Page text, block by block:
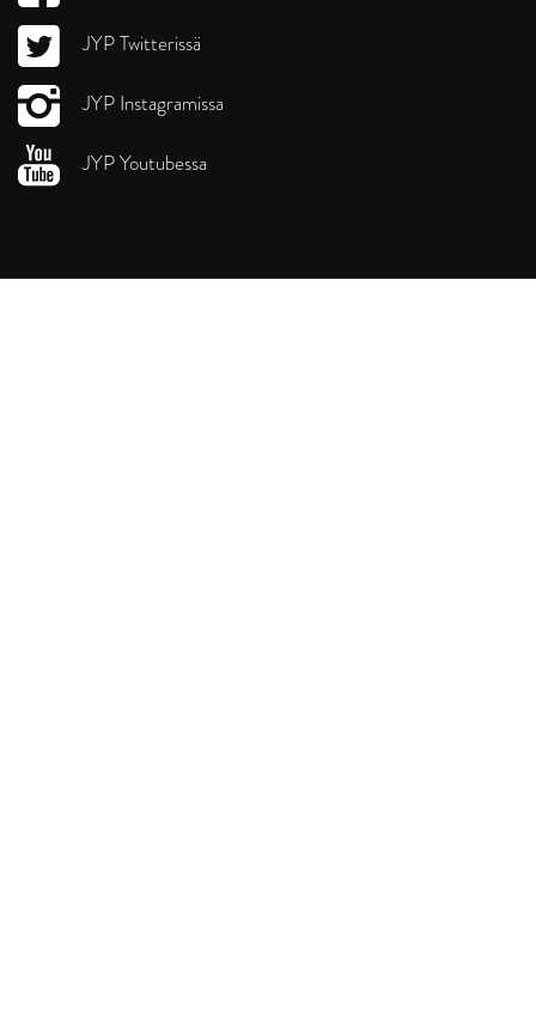
JYP Twitterissä
JYP Instagramissa
JYP Youtubessa